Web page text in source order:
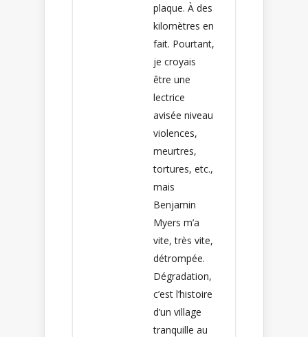
plaque. À des
kilomètres en
fait. Pourtant,
je croyais
être une
lectrice
avisée niveau
violences,
meurtres,
tortures, etc.,
mais
Benjamin
Myers m’a
vite, très vite,
détrompée.
Dégradation,
c’est l’histoire
d’un village
tranquille au